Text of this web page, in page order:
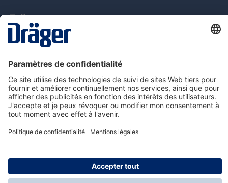
pour la vie
Assistance téléphonique
A propos de Dräger
Information
© Dräger Suisse SA, 2025